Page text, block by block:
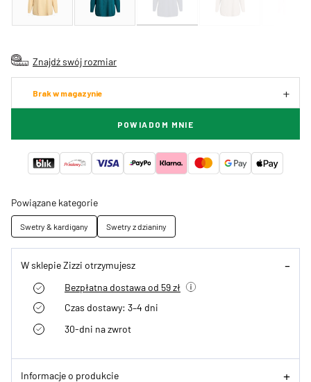
Znajdź swój rozmiar
Brak w magazynie
POWIADOM MNIE
Powiązane kategorie
Swetry & kardigany Swetry z dzianiny
W sklepie Zizzi otrzymujesz
Bezpłatna dostawa od 59 zł
Czas dostawy: 3–4 dni
30-dni na zwrot
Informacje o produkcie